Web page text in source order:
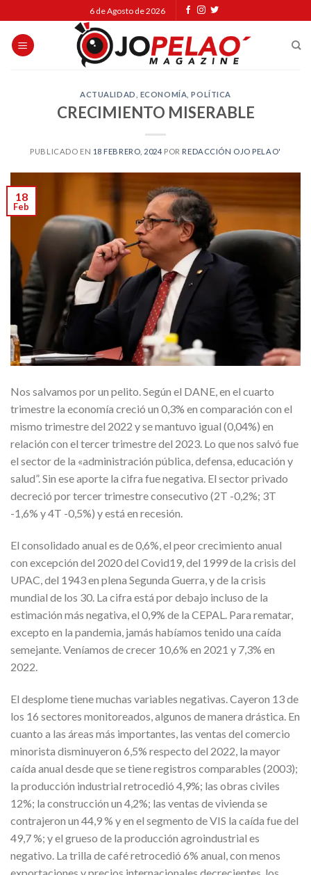
to
content
6 de Agosto de 2026
ACTUALIDAD ECONOMÍA ,POLÍTICA
CRECIMIENTO MISERABLE
PUBLICADO EN 18 FEBRERO, 2024 POR REDACCIÓN OJO PELAO'
18
Feb
Nos salvamos por un pelito. Según el DANE, en el cuarto
trimestre la economía creció un 0,3% en comparación con el
mismo trimestre del 2022 y se mantuvo igual (0,04%) en
relación con el tercer trimestre del 2023. Lo que nos salvó fue
el sector de la «administración pública, defensa, educación y
salud”. Sin ese aporte la cifra fue negativa. El sector privado
decreció por tercer trimestre consecutivo (2T -0,2%; 3T
-1,6% y 4T -0,5%) y está en recesión.
El consolidado anual es de 0,6%, el peor crecimiento anual
con excepción del 2020 del Covid19, del 1999 de la crisis del
UPAC, del 1943 en plena Segunda Guerra, y de la crisis
mundial de los 30. La cifra está por debajo incluso de la
estimación más negativa, el 0,9% de la CEPAL. Para rematar,
excepto en la pandemia, jamás habíamos tenido una caída
semejante. Veníamos de crecer 10,6% en 2021 y 7,3% en
2022.
El desplome tiene muchas variables negativas. Cayeron 13 de
los 16 sectores monitoreados, algunos de manera drástica. En
cuanto a las áreas más importantes, las ventas del comercio
minorista disminuyeron 6,5% respecto del 2022, la mayor
caída anual desde que se tiene registros comparables (2003);
la producción industrial retrocedió 4,9%; las obras civiles
12%; la construcción un 4,2%; las ventas de vivienda se
contrajeron un 44,9 % y en el segmento de VIS la caída fue del
49,7 %; y el grueso de la producción agroindustrial es
negativo. La trilla de café retrocedió 6% anual, con menos